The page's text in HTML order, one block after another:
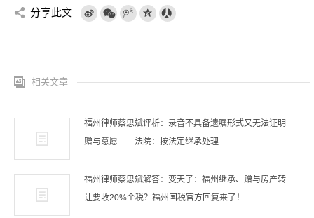
分享此文
相关文章
福州律师蔡思斌评析：录音不具备遗嘱形式又无法证明
赠与意愿——法院：按法定继承处理
福州律师蔡思斌解答：变天了：福州继承、赠与房产转
让要收20%个税？福州国税官方回复来了！